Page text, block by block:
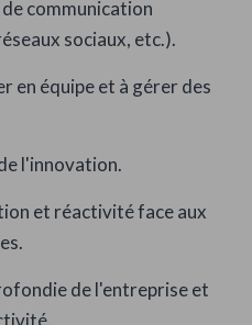
communication
sociaux, etc.).
en équipe et à gérer des
l'innovation.
et réactivité face aux
de l'entreprise et